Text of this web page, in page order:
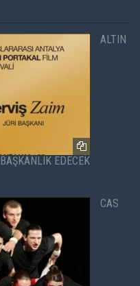
ALTIN
EDECEK
CAS